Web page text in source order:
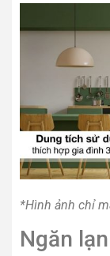
*Hình ảnh chỉ
Ngăn